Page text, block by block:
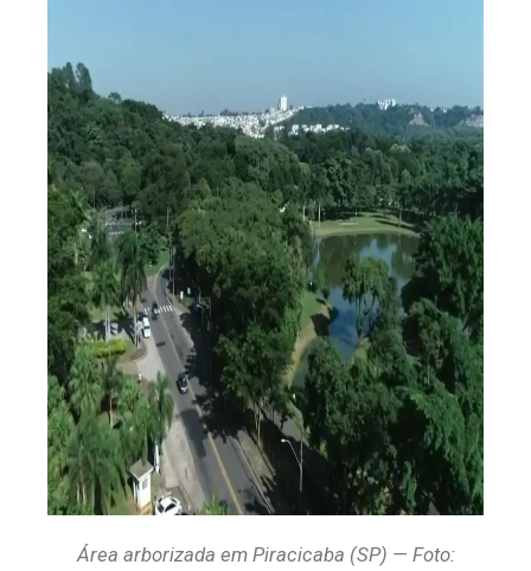
Área arborizada em Piracicaba (SP) — Foto: